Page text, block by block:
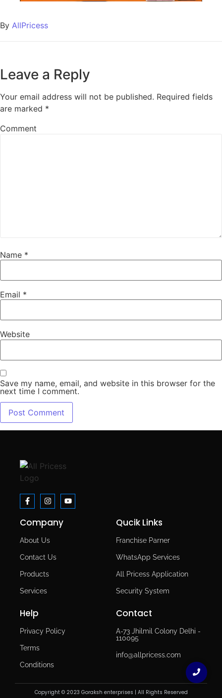
By AllPricess
Leave a Reply
Your email address will not be published. Required fields
are marked *
Comment
Name *
Email *
Website
Save my name, email, and website in this browser for the
next time I comment.
Company
About Us
Contact Us
Products
Services
Qucik Links
Franchise Parner
WhatsApp Services
All Pricess Application
Security System
Help
Privacy Policy
Terms
Conditions
Contact
A-73 Jhilmil Colony Delhi -
110095
info@allpricess.com
Copyright © 2023 Goraksh enterprises | All Rights Reserved